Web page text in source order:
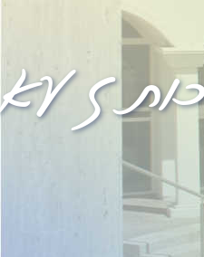
ז עא